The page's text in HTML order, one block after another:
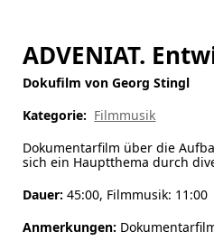
ADVENIAT.
Dokufilm von Georg Stingl
Kategorie: Filmmusik
Dokumentarfilm über die
sich ein Hauptthema durch
Dauer: 45:00, Filmmusik: 11:00
Anmerkungen: